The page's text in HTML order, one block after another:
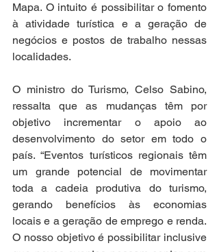
Mapa. O intuito é possibilitar o fomento
à atividade turística e a geração de
negócios e postos de trabalho nessas
localidades.
O ministro do Turismo, Celso Sabino,
ressalta que as mudanças têm por
objetivo incrementar o apoio ao
desenvolvimento do setor em todo o
país. “Eventos turísticos regionais têm
um grande potencial de movimentar
toda a cadeia produtiva do turismo,
gerando benefícios às economias
locais e a geração de emprego e renda.
O nosso objetivo é possibilitar inclusive